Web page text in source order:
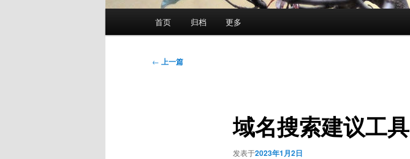
首页 归档 更多
文
← 上一篇
域名搜索建议工具
发表于2023年1月2日